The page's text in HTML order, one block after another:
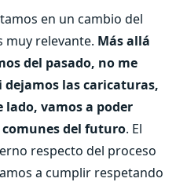
en un cambio del
muy relevante. Más allá
del pasado, no me
las caricaturas,
lado, vamos a poder
del futuro. El
respecto del proceso
a cumplir respetando